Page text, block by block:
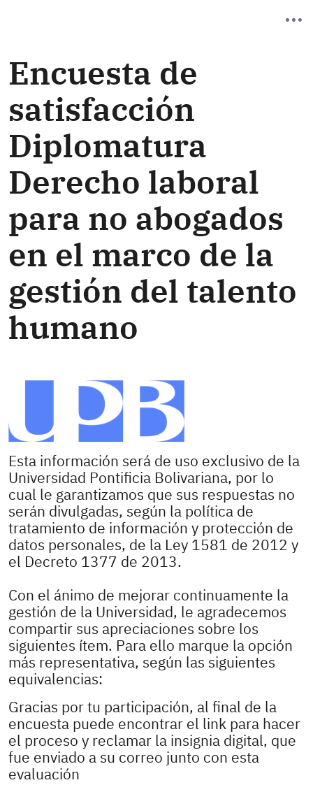
Encuesta de
satisfacción
Diplomatura
Derecho laboral
para no abogados
en el marco de la
gestión del talento
humano
Esta información será de uso exclusivo de la
Universidad Pontificia Bolivariana, por lo
cual le garantizamos que sus respuestas no
serán divulgadas, según la política de
tratamiento de información y protección de
datos personales, de la Ley 1581 de 2012 y
el Decreto 1377 de 2013.
Con el ánimo de mejorar continuamente la
gestión de la Universidad, le agradecemos
compartir sus apreciaciones sobre los
siguientes ítem. Para ello marque la opción
más representativa, según las siguientes
equivalencias:
Gracias por tu participación, al final de la
encuesta puede encontrar el link para hacer
el proceso y reclamar la insignia digital, que
fue enviado a su correo junto con esta
evaluación